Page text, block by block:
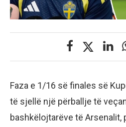
Faza e 1/16 së finales së
të sjellë një përballje të
bashkëlojtarëve të Arsenalit,